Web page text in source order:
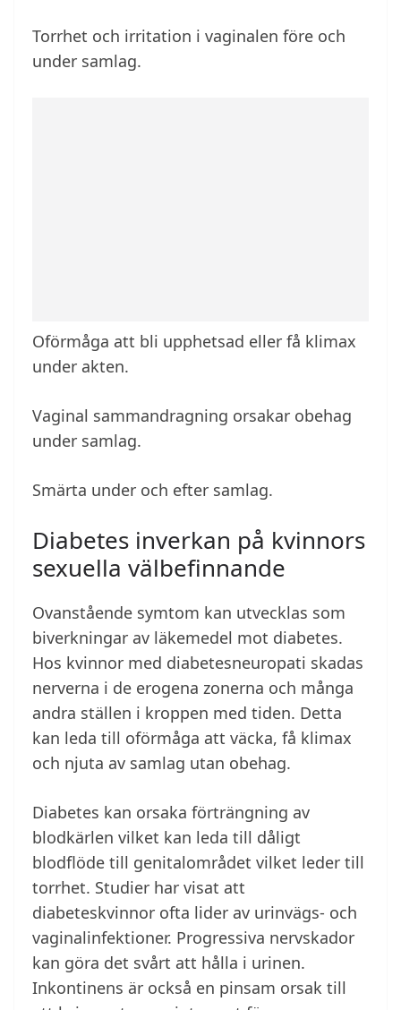
Torrhet och irritation i vaginalen före och
under samlag.
Oförmåga att bli upphetsad eller få klimax
under akten.
Vaginal sammandragning orsakar obehag
under samlag.
Smärta under och efter samlag.
Diabetes inverkan på kvinnors
sexuella välbefinnande
Ovanstående symtom kan utvecklas som
biverkningar av läkemedel mot diabetes.
Hos kvinnor med diabetesneuropati skadas
nerverna i de erogena zonerna och många
andra ställen i kroppen med tiden. Detta
kan leda till oförmåga att väcka, få klimax
och njuta av samlag utan obehag.
Diabetes kan orsaka förträngning av
blodkärlen vilket kan leda till dåligt
blodflöde till genitalområdet vilket leder till
torrhet. Studier har visat att
diabeteskvinnor ofta lider av urinvägs- och
vaginalinfektioner. Progressiva nervskador
kan göra det svårt att hålla i urinen.
Inkontinens är också en pinsam orsak till